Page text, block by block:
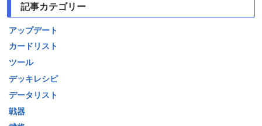
記事カテゴリー
アップデート
カードリスト
ツール
デッキレシピ
データリスト
戦器